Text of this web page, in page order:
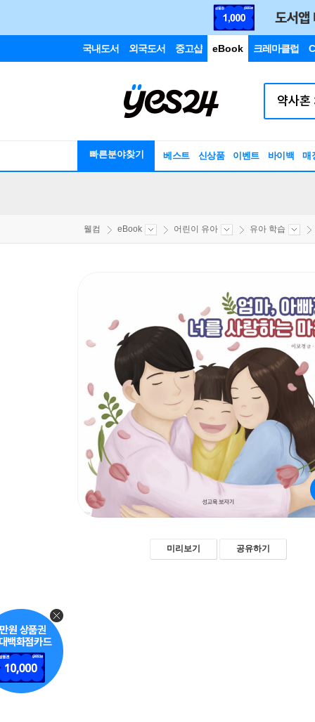
국내도서 외국도서 중고샵 eBook 크레마클럽
빠른분야찾기 베스트 신상품 이벤트 바이백 매
웰컴 eBook 어린이 유아 유아 학습
미리보기 공유하기